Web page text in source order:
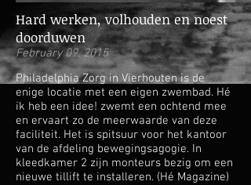
Hard werken, volhouden en noest
doorduwen
February 09, 2015
Philadelphia Zorg in Vierhouten is de
enige locatie met een eigen zwembad. Hé
ik heb een idee! zwemt een ochtend mee
en ervaart zo de meerwaarde van deze
faciliteit. Het is spitsuur voor het kantoor
van de afdeling bewegingsagogie. In
kleedkamer 2 zijn monteurs bezig om een
nieuwe tillift te installeren. (Hé Magazine)